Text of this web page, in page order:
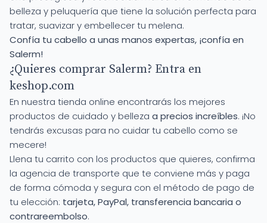
belleza y peluquería que tiene la solución perfecta para
tratar, suavizar y embellecer tu melena.
Confía tu cabello a unas manos expertas, ¡confía en
Salerm!
¿Quieres comprar Salerm? Entra en
keshop.com
En nuestra tienda online encontrarás los mejores
productos de cuidado y belleza a precios increíbles. ¡No
tendrás excusas para no cuidar tu cabello como se
mecere!
Llena tu carrito con los productos que quieres, confirma
la agencia de transporte que te conviene más y paga
de forma cómoda y segura con el método de pago de
tu elección: tarjeta, PayPal, transferencia bancaria o
contrareembolso.